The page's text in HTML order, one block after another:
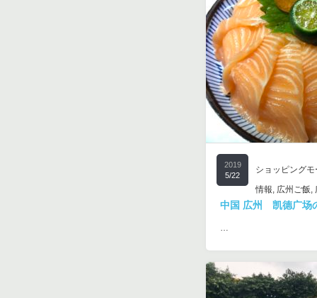
2019
5/22
ショッピングモ
情報, 広州ご飯,
中国 広州 凯德广场
…